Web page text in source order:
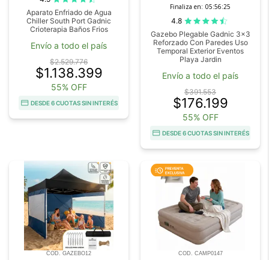
Aparato Enfriado de Agua
Chiller South Port Gadnic
Crioterapia Baños Frios
Envío a todo el país
$2.529.776
$1.138.399
55% OFF
DESDE 6 CUOTAS SIN INTERÉS
Finaliza en: 05:56:23
4.8
Gazebo Plegable Gadnic 3x3
Reforzado Con Paredes Uso
Temporal Exterior Eventos
Playa Jardin
Envío a todo el país
$391.553
$176.199
55% OFF
DESDE 6 CUOTAS SIN INTERÉS
COD. GAZEBO12 COD. CAMP0147